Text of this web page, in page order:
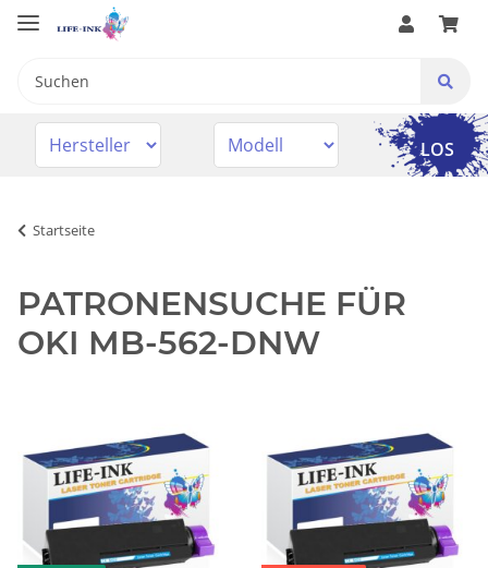
LOS
Startseite
PATRONENSUCHE FÜR
OKI MB-562-DNW